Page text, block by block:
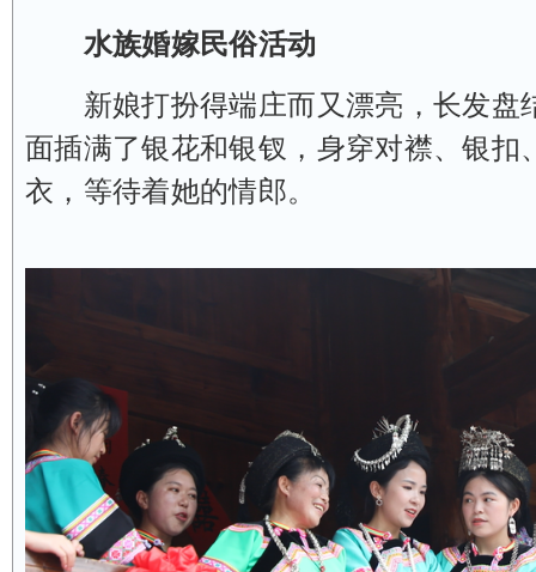
水族婚嫁民俗活动
新娘打扮得端庄而又漂亮，长发盘
面插满了银花和银钗，身穿对襟、银扣
衣，等待着她的情郎。